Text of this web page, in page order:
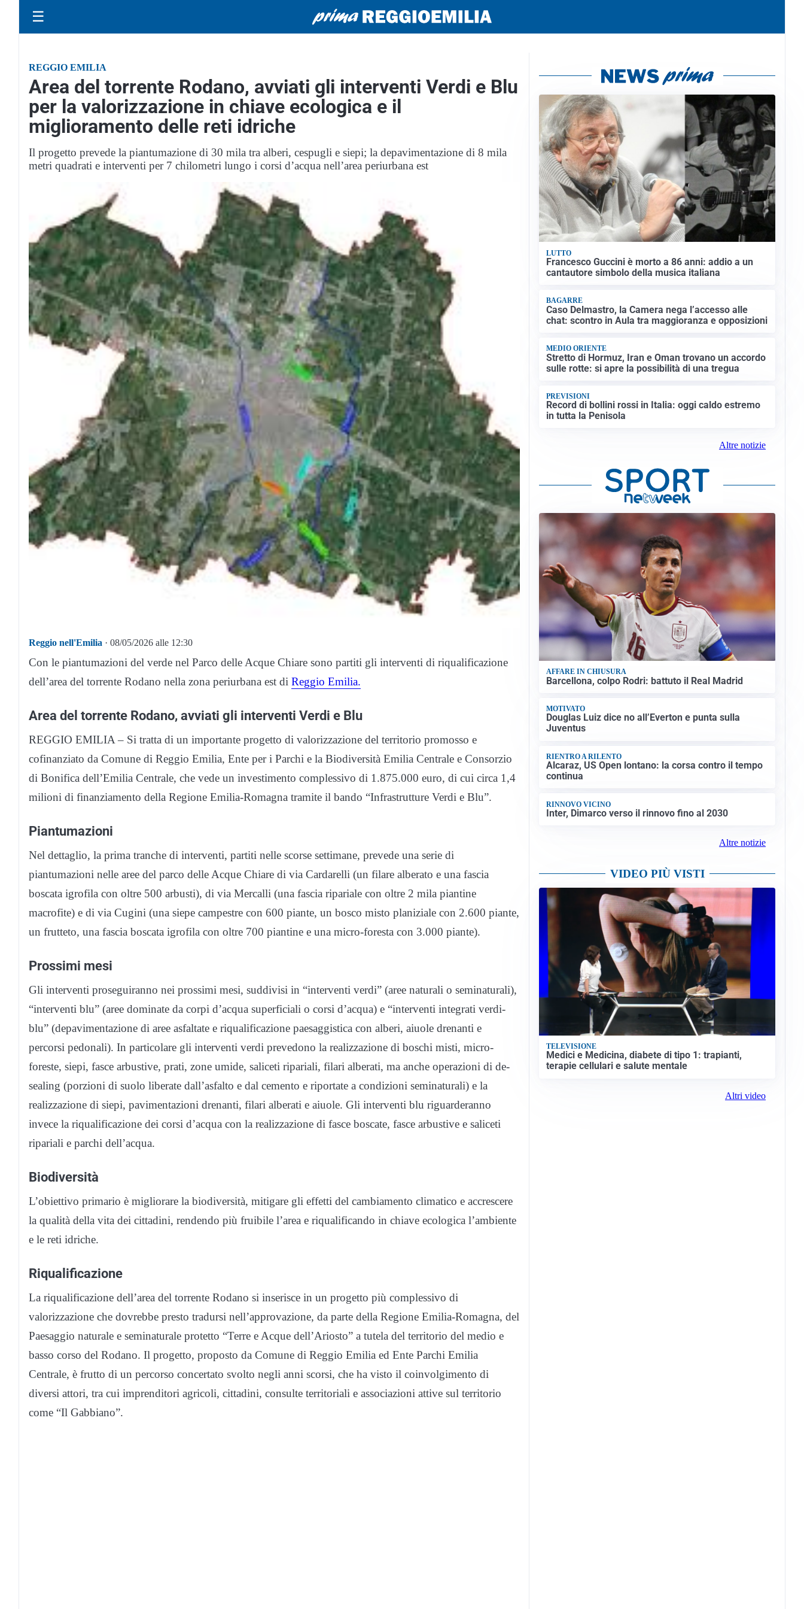
☰
REGGIO EMILIA
Area del torrente Rodano, avviati gli interventi Verdi e Blu
per la valorizzazione in chiave ecologica e il
miglioramento delle reti idriche
Il progetto prevede la piantumazione di 30 mila tra alberi, cespugli e siepi; la depavimentazione di 8 mila
metri quadrati e interventi per 7 chilometri lungo i corsi d’acqua nell’area periurbana est
Reggio nell'Emilia · 08/05/2026 alle 12:30
Con le piantumazioni del verde nel Parco delle Acque Chiare sono partiti gli interventi di riqualificazione
dell’area del torrente Rodano nella zona periurbana est di Reggio Emilia.
Area del torrente Rodano, avviati gli interventi Verdi e Blu
REGGIO EMILIA – Si tratta di un importante progetto di valorizzazione del territorio promosso e
cofinanziato da Comune di Reggio Emilia, Ente per i Parchi e la Biodiversità Emilia Centrale e Consorzio
di Bonifica dell’Emilia Centrale, che vede un investimento complessivo di 1.875.000 euro, di cui circa 1,4
milioni di finanziamento della Regione Emilia-Romagna tramite il bando “Infrastrutture Verdi e Blu”.
Piantumazioni
Nel dettaglio, la prima tranche di interventi, partiti nelle scorse settimane, prevede una serie di
piantumazioni nelle aree del parco delle Acque Chiare di via Cardarelli (un filare alberato e una fascia
boscata igrofila con oltre 500 arbusti), di via Mercalli (una fascia ripariale con oltre 2 mila piantine
macrofite) e di via Cugini (una siepe campestre con 600 piante, un bosco misto planiziale con 2.600 piante,
un frutteto, una fascia boscata igrofila con oltre 700 piantine e una micro-foresta con 3.000 piante).
Prossimi mesi
Gli interventi proseguiranno nei prossimi mesi, suddivisi in “interventi verdi” (aree naturali o seminaturali),
“interventi blu” (aree dominate da corpi d’acqua superficiali o corsi d’acqua) e “interventi integrati verdi-
blu” (depavimentazione di aree asfaltate e riqualificazione paesaggistica con alberi, aiuole drenanti e
percorsi pedonali). In particolare gli interventi verdi prevedono la realizzazione di boschi misti, micro-
foreste, siepi, fasce arbustive, prati, zone umide, saliceti ripariali, filari alberati, ma anche operazioni di de-
sealing (porzioni di suolo liberate dall’asfalto e dal cemento e riportate a condizioni seminaturali) e la
realizzazione di siepi, pavimentazioni drenanti, filari alberati e aiuole. Gli interventi blu riguarderanno
invece la riqualificazione dei corsi d’acqua con la realizzazione di fasce boscate, fasce arbustive e saliceti
ripariali e parchi dell’acqua.
Biodiversità
L’obiettivo primario è migliorare la biodiversità, mitigare gli effetti del cambiamento climatico e accrescere
la qualità della vita dei cittadini, rendendo più fruibile l’area e riqualificando in chiave ecologica l’ambiente
e le reti idriche.
Riqualificazione
La riqualificazione dell’area del torrente Rodano si inserisce in un progetto più complessivo di
valorizzazione che dovrebbe presto tradursi nell’approvazione, da parte della Regione Emilia-Romagna, del
Paesaggio naturale e seminaturale protetto “Terre e Acque dell’Ariosto” a tutela del territorio del medio e
basso corso del Rodano. Il progetto, proposto da Comune di Reggio Emilia ed Ente Parchi Emilia
Centrale, è frutto di un percorso concertato svolto negli anni scorsi, che ha visto il coinvolgimento di
diversi attori, tra cui imprenditori agricoli, cittadini, consulte territoriali e associazioni attive sul territorio
come “Il Gabbiano”.
LUTTO
Francesco Guccini è morto a 86 anni: addio a un
cantautore simbolo della musica italiana
BAGARRE
Caso Delmastro, la Camera nega l’accesso alle
chat: scontro in Aula tra maggioranza e opposizioni
MEDIO ORIENTE
Stretto di Hormuz, Iran e Oman trovano un accordo
sulle rotte: si apre la possibilità di una tregua
PREVISIONI
Record di bollini rossi in Italia: oggi caldo estremo
in tutta la Penisola
Altre notizie
AFFARE IN CHIUSURA
Barcellona, colpo Rodri: battuto il Real Madrid
MOTIVATO
Douglas Luiz dice no all’Everton e punta sulla
Juventus
RIENTRO A RILENTO
Alcaraz, US Open lontano: la corsa contro il tempo
continua
RINNOVO VICINO
Inter, Dimarco verso il rinnovo fino al 2030
Altre notizie
VIDEO PIÙ VISTI
TELEVISIONE
Medici e Medicina, diabete di tipo 1: trapianti,
terapie cellulari e salute mentale
Altri video